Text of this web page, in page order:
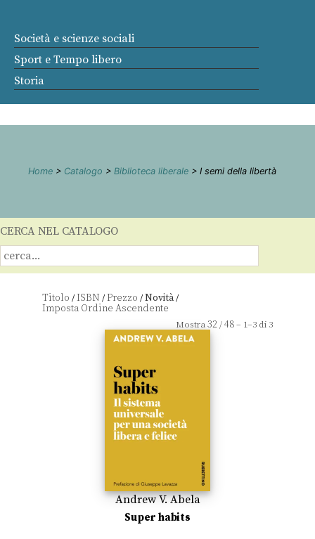
Società e scienze sociali
Sport e Tempo libero
Storia
Home > Catalogo > Biblioteca liberale > I semi della libertà
CERCA NEL CATALOGO
Titolo /ISBN /Prezzo /Novità/
Mostra32/48– 1–3 di 3
Andrew V. Abela
Super habits